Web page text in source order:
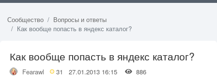
Сообщество
Вопросы и ответы
Как вообще попасть в яндекс каталог?
Как вообще попасть в яндекс каталог?
Fearawl 31 27.01.2013 16:15 886